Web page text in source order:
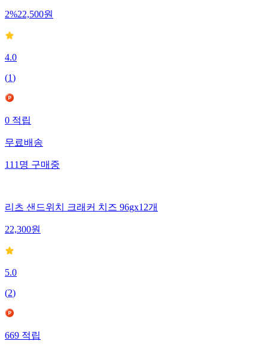
2%22,500원
4.0
(1)
0적립
무료배송
111명구매중
리츠 샌드위치 크래커 치즈 96gx12개
22,300원
5.0
(2)
669적립